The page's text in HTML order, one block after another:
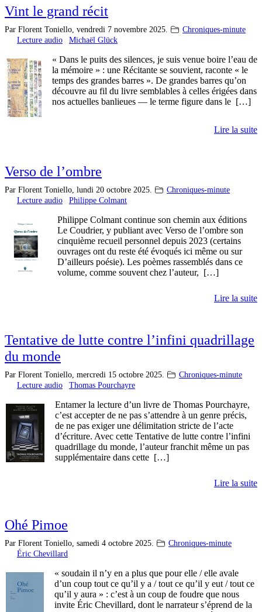
Vint le grand récit
Par Florent Toniello, vendredi 7 novembre 2025.
Chroniques-minute
Lecture audio
Michaël Glück
« Dans le puits des silences, je suis venue boire l’eau de
la mémoire » : une Récitante se souvient, raconte « le
temps des grandes barres ». De grandes barres qu’on
découvre au fil du livre semblables à celles érigées dans
nos actuelles banlieues — le terme figure dans le […]
Lire la suite
Verso de l’ombre
Par Florent Toniello, lundi 20 octobre 2025.
Chroniques-minute
Lecture audio
Philippe Colmant
Philippe Colmant continue son chemin aux éditions
Le Coudrier, y publiant avec Verso de l’ombre son
cinquième recueil personnel depuis 2023 (certains
ouvrages ont du reste été évoqués ici même ou sur
D’ailleurs poésie). Les poèmes rassemblés dans ce
volume, comme souvent chez l’auteur, […]
Lire la suite
Tentative de lutte contre l’infini quadrillage
du monde
Par Florent Toniello, mercredi 15 octobre 2025.
Chroniques-minute
Lecture audio
Thomas Pourchayre
Entamer la lecture d’un livre de Thomas Pourchayre,
c’est accepter de ne pas s’attendre à un genre précis,
de ne pas exiger une délimitation stricte de l’acte
d’écriture. Avec cette Tentative de lutte contre l’infini
quadrillage du monde, l’auteur franchit même un pas
supplémentaire dans cette […]
Lire la suite
Ohé Pimoe
Par Florent Toniello, samedi 4 octobre 2025.
Chroniques-minute
Éric Chevillard
« soudain il n’y en a plus que pour elle / elle avale
d’un coup tout ce qu’il y a / tout ce qu’il y eut / tout ce
qu’il y aura » : c’est à un coup de foudre que nous
invite Éric Chevillard, dont le narrateur s’éprend de la